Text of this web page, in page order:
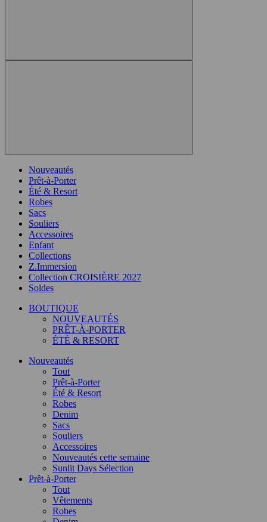
Nouveautés
Prêt-à-Porter
Été & Resort
Robes
Sacs
Souliers
Accessoires
Enfant
Collections
Z.Immersion
Collection CROISIÈRE 2027
Soldes
BOUTIQUE
NOUVEAUTÉS
PRÊT-À-PORTER
ÉTÉ & RESORT
Nouveautés
Tout
Prêt-à-Porter
Été & Resort
Robes
Denim
Sacs
Souliers
Accessoires
Nouveautés cette semaine
Sunlit Days Sélection
Prêt-à-Porter
Tout
Vêtements
Robes